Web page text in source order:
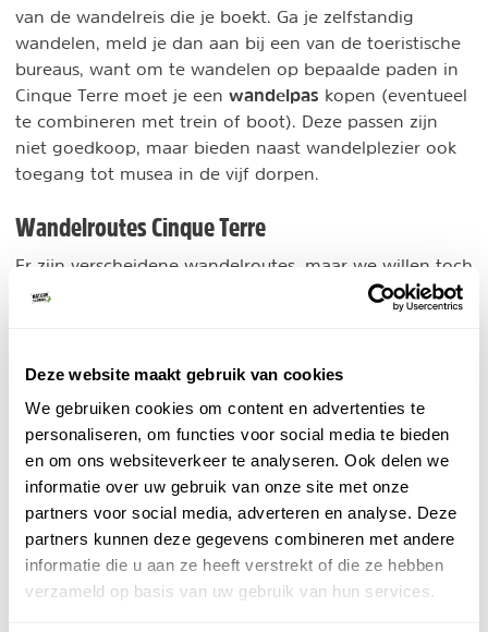
Deze website maakt gebruik van cookies
We gebruiken cookies om content en advertenties te
personaliseren, om functies voor social media te bieden
en om ons websiteverkeer te analyseren. Ook delen we
informatie over uw gebruik van onze site met onze
partners voor social media, adverteren en analyse. Deze
partners kunnen deze gegevens combineren met andere
informatie die u aan ze heeft verstrekt of die ze hebben
verzameld op basis van uw gebruik van hun services.
van de wandelreis die je boekt. Ga je zelfstandig
wandelen, meld je dan aan bij een van de toeristische
bureaus, want om te wandelen op bepaalde paden in
Cinque Terre moet je een wandelpas kopen (eventueel
te combineren met trein of boot). Deze passen zijn
niet goedkoop, maar bieden naast wandelplezier ook
toegang tot musea in de vijf dorpen.
Wandelroutes Cinque Terre
Er zijn verscheidene wandelroutes, maar we willen toch
enkele paden belichten die zeer mooi zijn.
Mar met Riomaggiore verbindt. Geniet van een
hellingen en de turquoise zee. Deze route is ongeveer
12 kilometer lang en biedt enkele van de mooiste
panoramische uitzichten van de hele regio.
Sentiero numero uno: tussen Portovenere en Levanto
loopt een andere bekende route, de numero uno, een
pad met een totale afstand van 60 km. Deze
permanente route voert je door diverse landschappen,